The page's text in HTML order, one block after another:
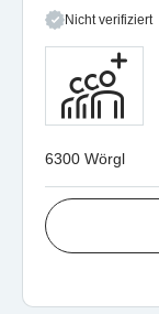
Nicht verifiziert
6300 Wörgl